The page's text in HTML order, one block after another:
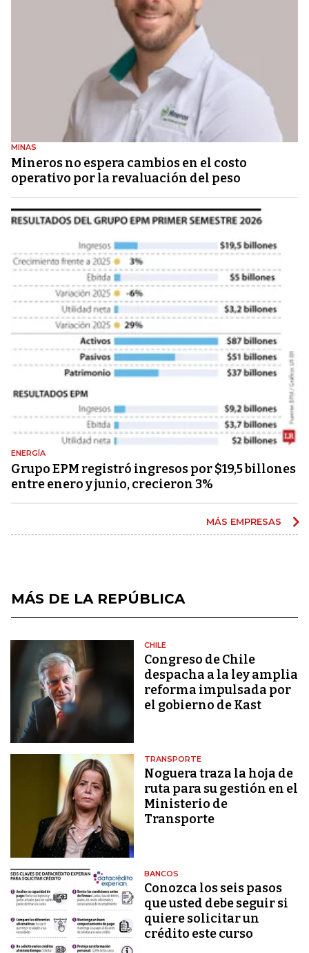
MINAS
Mineros no espera cambios en el costo
operativo por la revaluación del peso
ENERGÍA
Grupo EPM registró ingresos por $19,5 billones
entre enero y junio, crecieron 3%
MÁS EMPRESAS
MÁS DE LA REPÚBLICA
CHILE
Congreso de Chile
despacha a la ley amplia
reforma impulsada por
el gobierno de Kast
TRANSPORTE
Noguera traza la hoja de
ruta para su gestión en el
Ministerio de
Transporte
BANCOS
Conozca los seis pasos
que usted debe seguir si
quiere solicitar un
crédito este curso